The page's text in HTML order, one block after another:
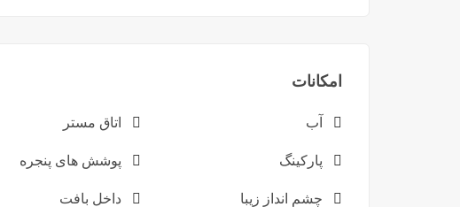
امکانات
آب اتاق مستر
پارکینگ پوشش های پنجره
چشم انداز زیبا داخل بافت